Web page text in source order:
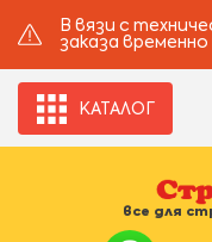
В вязи с
заказа
КАТАЛОГ
все для